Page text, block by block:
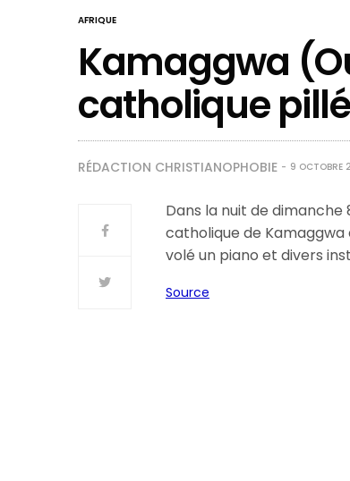
AFRIQUE
Kamaggwa
catholique
RÉDACTION CHRISTIANOPHOBIE 9 OCTOBRE
Dans la nuit de dimanche
catholique de
volé un piano et divers
Source